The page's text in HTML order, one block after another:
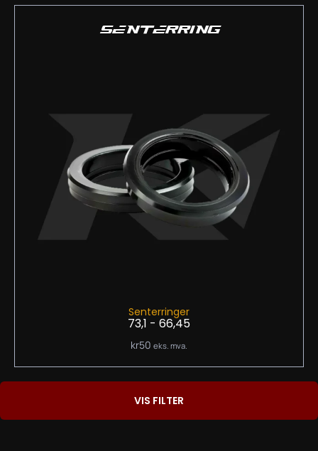
SENTERRING
Senterringer
73,1 - 66,45
kr50 eks. mva.
VIS FILTER